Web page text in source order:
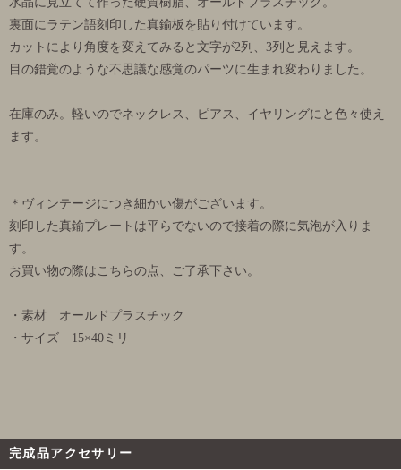
裏面にラテン語刻印した真鍮板を貼り付けています。
カットにより角度を変えてみると文字が2列、3列と見えます。
目の錯覚のような不思議な感覚のパーツに生まれ変わりました。
在庫のみ。軽いのでネックレス、ピアス、イヤリングにと色々使え
ます。
＊ヴィンテージにつき細かい傷がございます。
刻印した真鍮プレートは平らでないので接着の際に気泡が入りま
す。
お買い物の際はこちらの点、ご了承下さい。
・素材 オールドプラスチック
・サイズ 15×40ミリ
完成品アクセサリー